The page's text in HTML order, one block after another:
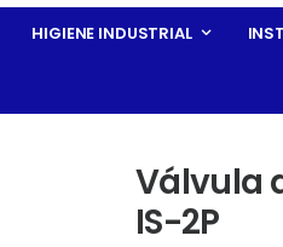
HIGIENE INDUSTRIAL
Válvula
IS-2P